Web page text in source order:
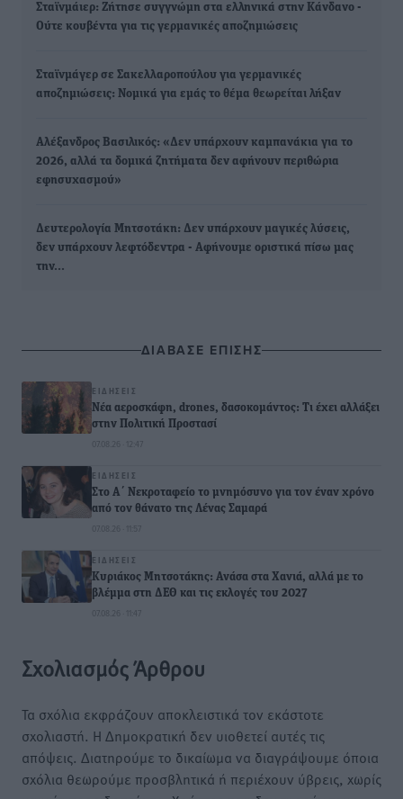
Σταϊνμάιερ: Ζήτησε συγγνώμη στα ελληνικά στην Κάνδανο -
Ούτε κουβέντα για τις γερμανικές αποζημιώσεις
Σταϊνμάγερ σε Σακελλαροπούλου για γερμανικές
αποζημιώσεις: Νομικά για εμάς το θέμα θεωρείται λήξαν
Αλέξανδρος Βασιλικός: «Δεν υπάρχουν καμπανάκια για το
2026, αλλά τα δομικά ζητήματα δεν αφήνουν περιθώρια
εφησυχασμού»
Δευτερολογία Μητσοτάκη: Δεν υπάρχουν μαγικές λύσεις,
δεν υπάρχουν λεφτόδεντρα - Αφήνουμε οριστικά πίσω μας
την…
ΔΙΑΒΑΣΕ ΕΠΙΣΗΣ
ΕΙΔΉΣΕΙΣ
Νέα αεροσκάφη, drones, δασοκομάντος: Τι έχει αλλάξει
στην Πολιτική Προστασί
07.08.26 · 12:47
ΕΙΔΉΣΕΙΣ
Στο Α΄ Νεκροταφείο το μνημόσυνο για τον έναν χρόνο
από τον θάνατο της Λένας Σαμαρά
07.08.26 · 11:57
ΕΙΔΉΣΕΙΣ
Κυριάκος Μητσοτάκης: Ανάσα στα Χανιά, αλλά με το
βλέμμα στη ΔΕΘ και τις εκλογές του 2027
07.08.26 · 11:47
Σχολιασμός Άρθρου
Τα σχόλια εκφράζουν αποκλειστικά τον εκάστοτε
σχολιαστή. Η Δημοκρατική δεν υιοθετεί αυτές τις
απόψεις. Διατηρούμε το δικαίωμα να διαγράψουμε όποια
σχόλια θεωρούμε προσβλητικά ή περιέχουν ύβρεις, χωρίς